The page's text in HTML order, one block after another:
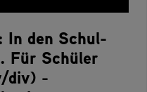
In den Schul-
Für Schüler
div) -